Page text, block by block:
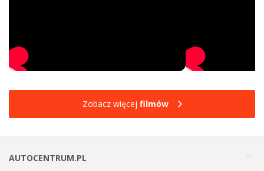
Zobacz więcej filmów
AUTOCENTRUM.PL